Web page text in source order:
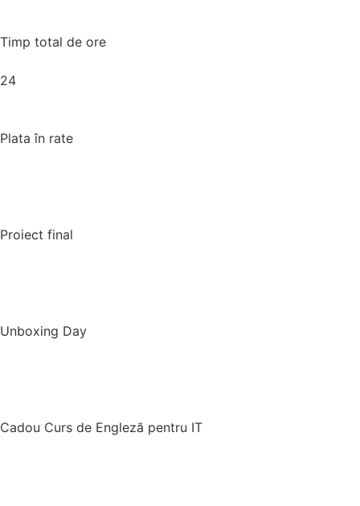
Timp total de ore
24
Plata în rate
Proiect final
Unboxing Day
Cadou Curs de Engleză pentru IT